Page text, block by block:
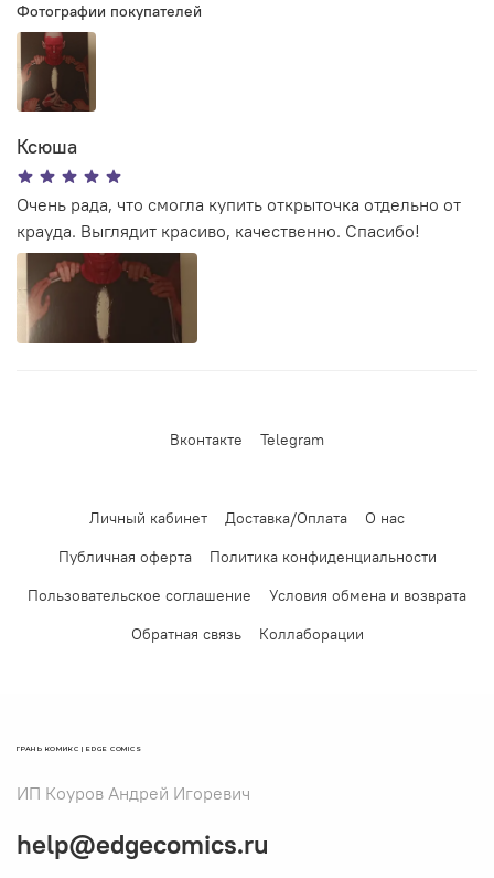
Фотографии покупателей
Ксюша
Очень рада, что смогла купить открыточка отдельно от
крауда. Выглядит красиво, качественно. Спасибо!
Вконтакте Telegram
Личный кабинет Доставка/Оплата
О нас
Публичная оферта
Политика конфиденциальности
Пользовательское соглашение
Условия обмена и возврата
Обратная связь
Коллаборации
ГРАНЬ КОМИКС | EDGE COMICS
ИП Коуров Андрей Игоревич
help@edgecomics.ru